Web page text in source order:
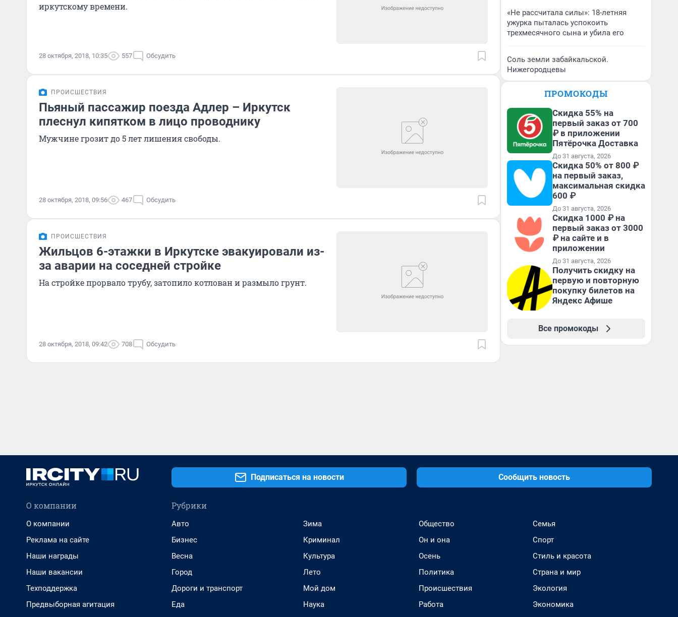
иркутскому времени.
28 октября, 2018, 10:35 557 Обсудить
ПРОИСШЕСТВИЯ
Пьяный пассажир поезда Адлер – Иркутск
плеснул кипятком в лицо проводнику
Мужчине грозит до 5 лет лишения свободы.
28 октября, 2018, 09:56 467 Обсудить
ПРОИСШЕСТВИЯ
Жильцов 6-этажки в Иркутске эвакуировали из-
за аварии на соседней стройке
На стройке прорвало трубу, затопило котлован и размыло грунт.
28 октября, 2018, 09:42 708 Обсудить
«Не рассчитала силы»: 18-летняя
ужурка пыталась успокоить
трехмесячного сына и убила его
Соль земли забайкальской.
Нижегородцевы
ПРОМОКОДЫ
Скидка 55% на
первый заказ от 700
₽ в приложении
Пятёрочка Доставка
До 31 августа, 2026
Скидка 50% от 800 ₽
на первый заказ,
максимальная скидка
600 ₽
До 31 августа, 2026
Скидка 1000 ₽ на
первый заказ от 3000
₽ на сайте и в
приложении
До 31 августа, 2026
Получить скидку на
первую и повторную
покупку билетов на
Яндекс Афише
Все промокоды
Подписаться на новости Сообщить новость
О компании
О компании
Реклама на сайте
Наши награды
Наши вакансии
Техподдержка
Предвыборная агитация
Рубрики
Авто
Бизнес
Весна
Город
Дороги и транспорт
Еда
Зима
Криминал
Культура
Лето
Мой дом
Наука
Общество
Он и она
Осень
Политика
Происшествия
Работа
Семья
Спорт
Стиль и красота
Страна и мир
Экология
Экономика